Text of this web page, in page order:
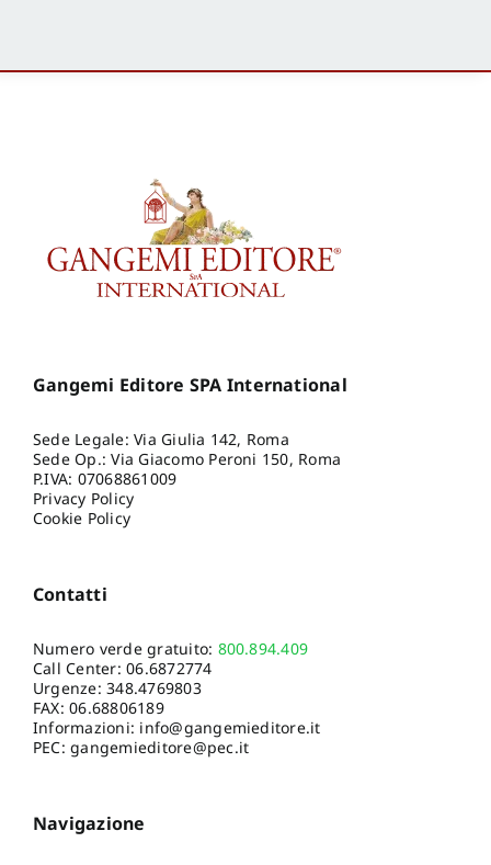
Gangemi Editore SPA International
Sede Legale: Via Giulia 142, Roma
Sede Op.: Via Giacomo Peroni 150, Roma
P.IVA: 07068861009
Privacy Policy
Cookie Policy
Contatti
Numero verde gratuito: 800.894.409
Call Center:06.6872774
Urgenze:348.4769803
FAX: 06.68806189
Informazioni: info@gangemieditore.it
PEC: gangemieditore@pec.it
Navigazione